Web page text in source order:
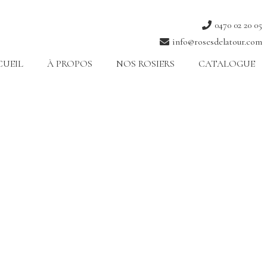
0470 02 20 05
info@rosesdelatour.com
À PROPOS NOS ROSIERS CATALOGUE